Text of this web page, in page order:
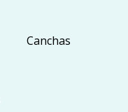
Canchas